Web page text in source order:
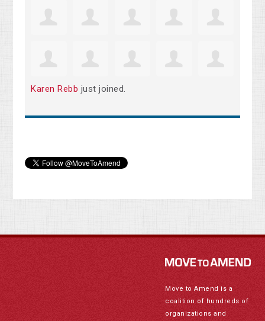
Karen Rebb just joined.
Move to Amend is a
coalition of hundreds of
organizations and